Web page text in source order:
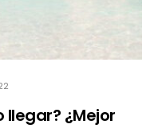
llegar? ¿Mejor